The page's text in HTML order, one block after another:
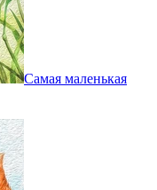
Самая маленькая